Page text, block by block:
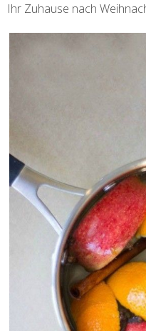
Ihr Zuhause nach